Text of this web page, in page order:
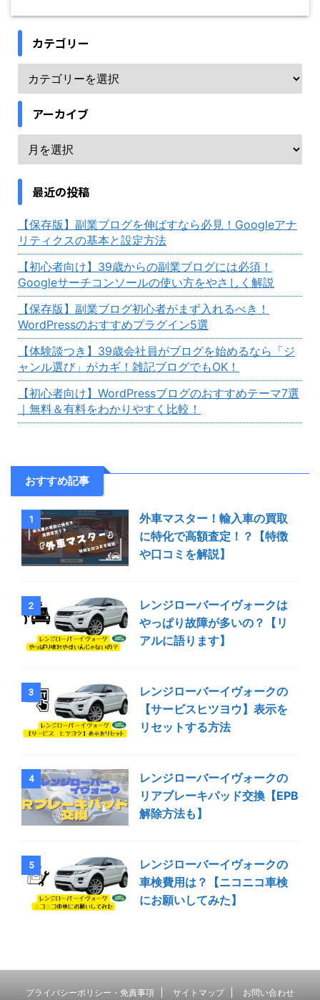
カテゴリー
アーカイブ
最近の投稿
【保存版】副業ブログを伸ばすなら必見！Googleアナ
リティクスの基本と設定方法
【初心者向け】39歳からの副業ブログには必須！
Googleサーチコンソールの使い方をやさしく解説
【保存版】副業ブログ初心者がまず入れるべき！
WordPressのおすすめプラグイン5選
【体験談つき】39歳会社員がブログを始めるなら「ジ
ャンル選び」がカギ！雑記ブログでもOK！
【初心者向け】WordPressブログのおすすめテーマ7選
｜無料＆有料をわかりやすく比較！
おすすめ記事
1
外車マスター！輸入車の買取
に特化で高額査定！？【特徴
や口コミを解説】
2
レンジローバーイヴォークは
やっぱり故障が多いの？【リ
アルに語ります】
3
レンジローバーイヴォークの
【サービスヒツヨウ】表示を
リセットする方法
4
レンジローバーイヴォークの
リアブレーキパッド交換【EPB
解除方法も】
5
レンジローバーイヴォークの
車検費用は？【ニコニコ車検
にお願いしてみた】
プライバシーポリシー・免責事項 サイトマップ お問い合わせ